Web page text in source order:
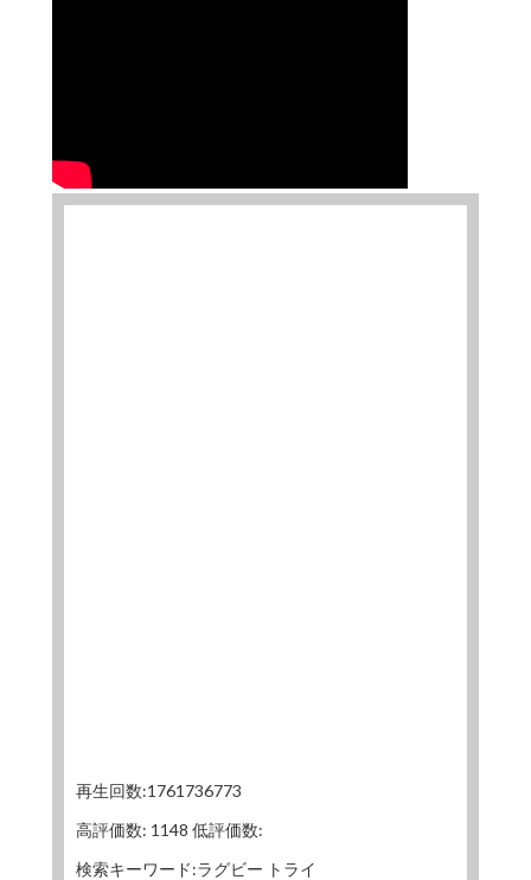
再生回数:1761736773
高評価数: 1148 低評価数:
検索キーワード:ラグビー トライ